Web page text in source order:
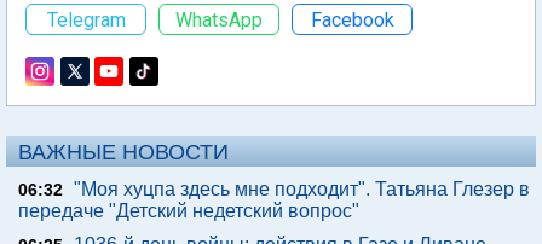
Telegram
WhatsApp Facebook
ВАЖНЫЕ НОВОСТИ
06:32 "Моя хуцпа здесь мне подходит". Татьяна Глезер в
передаче "Детский недетский вопрос"